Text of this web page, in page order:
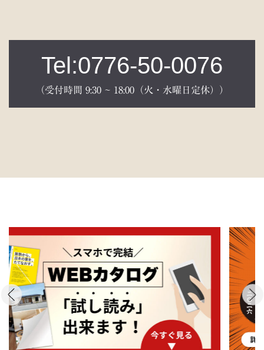
Tel:0776-50-0076
（受付時間 9:30 ~ 18:00（火・水曜日定休））